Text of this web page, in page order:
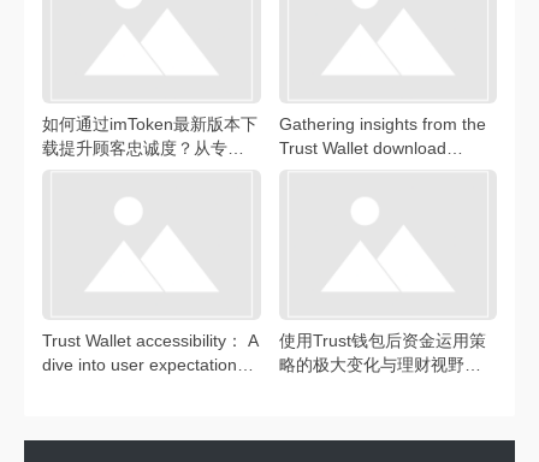
如何通过imToken最新版本下
载提升顾客忠诚度？从专属
感开始
Gathering insights from the
Trust Wallet download
community 深入了解Trust
Wallet下载社区，洞悉用户需
Trust Wallet accessibility： A
dive into user expectations
用户安心入门？
使用Trust钱包后资金运用策
略的极大变化与理财视野拓